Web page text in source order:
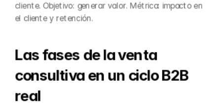
cliente. Objetivo: generar valor. Métrica: impacto en
el cliente y retención.
Las fases de la venta
consultiva en un ciclo B2B
real